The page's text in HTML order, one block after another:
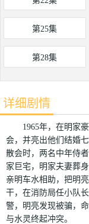
第25集
第28集
详细剧情
1965年，在明家豪
会，并亮出他们结婚
散会时，两名中年侍
家巨宅，明家夫妻葬
亲明车水相助，把明
干，在消防局任小队
警，明亮发现被骗，
与水灵终起冲突。